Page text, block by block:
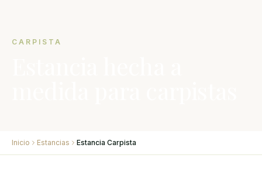
CARPISTA
Inicio Estancias Estancia Carpista